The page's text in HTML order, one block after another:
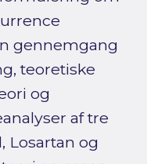
gennemgang
teoretiske
og
af tre
Losartan og